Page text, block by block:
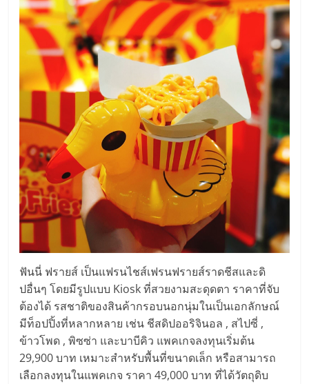
ฟันนี่ ฟรายส์ เป็นแฟรนไชส์เฟรนฟรายส์ราดชีสและดิ
ปอื่นๆ โดยมีรูปแบบ Kiosk ที่สวยงามสะดุดตา ราคาที่จับ
ต้องได้ รสชาติของสินค้ากรอบนอกนุ่มในเป็นเอกลักษณ์
มีท็อปปิ้งที่หลากหลาย เช่น ชีสดิปออริจินอล , สไปซี่ ,
ข้าวโพด , พิซซ่า และบาบีคิว แพคเกจลงทุนเริ่มต้น
29,900 บาท เหมาะสำหรับพื้นที่ขนาดเล็ก หรือสามารถ
เลือกลงทุนในแพคเกจ ราคา 49,000 บาท ที่ได้วัตถุดิบ